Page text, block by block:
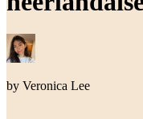
by Veronica Lee